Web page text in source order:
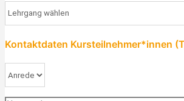
Kontaktdaten Kursteilnehmer*innen